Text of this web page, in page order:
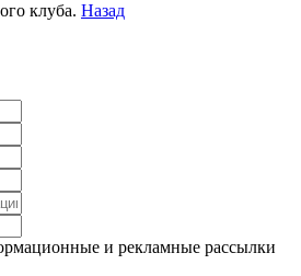
клуба. Назад
и рекламные рассылки